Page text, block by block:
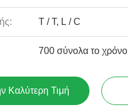
T / T, L / C
700 σύνολα το χρόνο
Καλύτερη Τιμή